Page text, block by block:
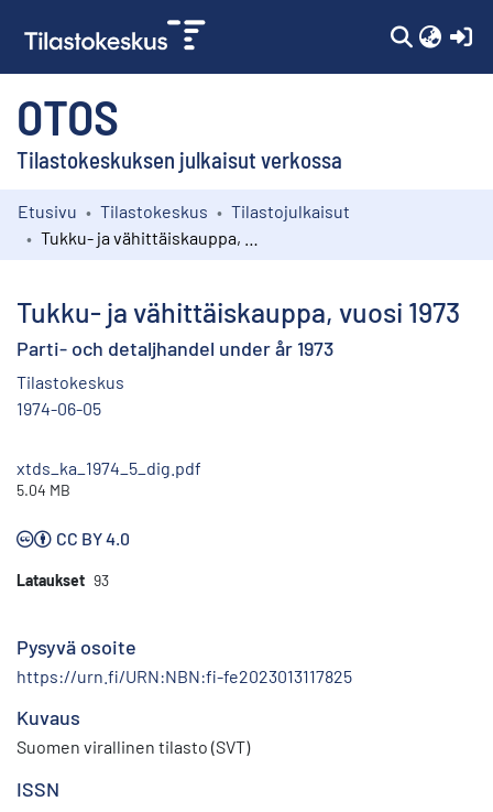
OTOS
Tilastokeskuksen julkaisut verkossa
Kokoelmat
Etusivu Tilastokeskus
Tilastojulkaisut
Tukku- ja vähittäiskauppa, vuosi 1973
Parti- och detaljhandel under år 1973
Tilastokeskus
1974-06-05
xtds_ka_1974_5_dig.pdf
5.04 MB
CC BY 4.0
Lataukset 93
Pysyvä osoite
https://urn.fi/URN:NBN:fi-fe2023013117825
Kuvaus
Suomen virallinen tilasto (SVT)
ISSN